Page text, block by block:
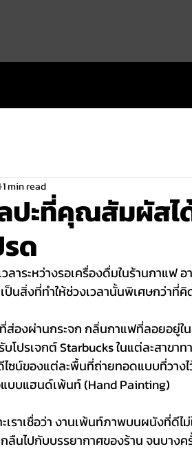
ปะที่คุณสัมผัสไ
ด
1 min read
วลาระหว่างรอเครื่องดื่มในร้านกาแฟ
ป็นสิ่งที่ทำให้ช่วงเวลานั้นพิเศษกว่าที่คิ
ส่องผ่านกระจก กลิ่นกาแฟที่ลอยอยู่ใ
บโปรเจกต์ Starbucks ในแต่ละสาข
ไซน์ของแต่ละพื้นที่ถ่ายทอดแบบที่วาง
บบแฮนด์เพ้นท์ (Hand Painting)
ะเราเชื่อว่า งานเพ้นท์ภาพบนผนังที่ดี
ลืนไปกับบรรยากาศของร้าน จนบาง